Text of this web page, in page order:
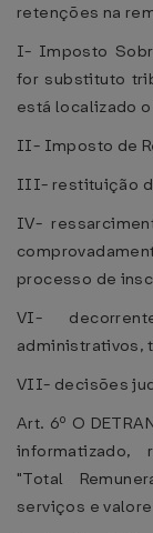
retenções na
I- Imposto
for substituto
está localizado o
II- Imposto de
III- restituição
IV-
processo de
VI-
administrativos,
VII- decisões
Art. 6º O
informatizado,
"Total
serviços e